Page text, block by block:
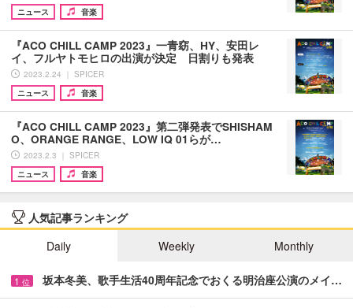
ニュース
音楽
『ACO CHiLL CAMP 2023』一青窈、HY、安田レ
イ、フルヤトモヒロの出演が決定 日割りも発表
2023.2.24 ｜ SPICER
ニュース
音楽
『ACO CHiLL CAMP 2023』第二弾発表でSHISHAM
O、ORANGE RANGE、LOW IQ 01らが…
2023.2.3 ｜ SPICER
ニュース
音楽
人気記事ランキング
Daily
Weekly Monthly
1 位 坂本冬美、歌手生活40周年記念でおくる明治座公演のメイ…